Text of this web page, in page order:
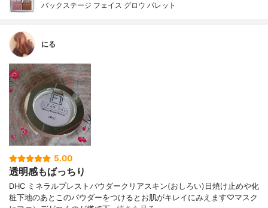
バックステージ フェイス グロウ パレット
にる
5.00
透明感もばっちり
DHC ミネラルプレストパウダークリアスキン(おしろい)日焼け止めや化
粧下地のあとこのパウダーをつけるとお肌がキレイにみえます♡マスク